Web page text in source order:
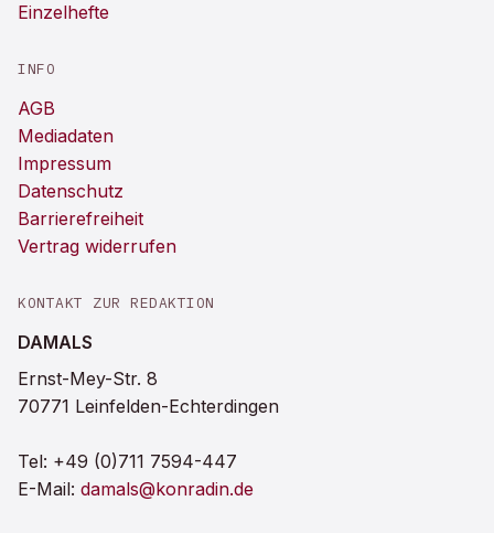
Einzelhefte
INFO
AGB
Mediadaten
Impressum
Datenschutz
Barrierefreiheit
Vertrag widerrufen
KONTAKT ZUR REDAKTION
DAMALS
Ernst-Mey-Str. 8
70771 Leinfelden-Echterdingen
Tel: +49 (0)711 7594-447
E-Mail: damals@konradin.de